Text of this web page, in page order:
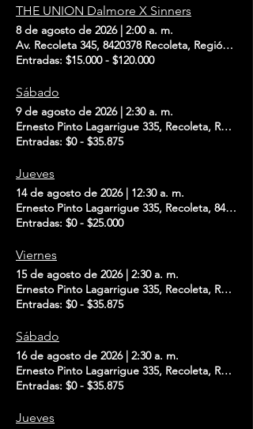
THE UNION Dalmore X Sinners
8 de agosto de 2026| 2:00 a. m.
Av. Recoleta 345, 8420378 Recoleta, Región
Entradas: $15.000 - $120.000
Sábado
9 de agosto de 2026| 2:30 a. m.
Ernesto Pinto Lagarrigue 335, Recoleta, Región
Entradas: $0 - $35.875
Jueves
14 de agosto de 2026| 12:30 a. m.
Ernesto Pinto Lagarrigue 335, Recoleta,
Entradas: $0 - $25.000
Viernes
15 de agosto de 2026| 2:30 a. m.
Ernesto Pinto Lagarrigue 335, Recoleta, Región
Entradas: $0 - $35.875
Sábado
16 de agosto de 2026| 2:30 a. m.
Ernesto Pinto Lagarrigue 335, Recoleta, Región
Entradas: $0 - $35.875
Jueves